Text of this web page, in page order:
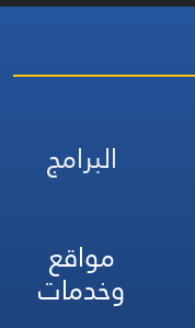
البرامج
مواقع
وخدمات